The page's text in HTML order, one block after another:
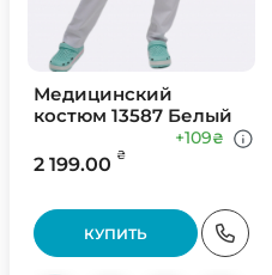
Медицинский
костюм 13587 Белый
2 199.00 ₴
+109₴
КУПИТЬ